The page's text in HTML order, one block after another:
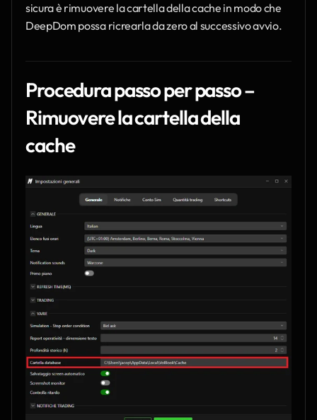
sicura è rimuovere la cartella della cache in modo che
DeepDom possa ricrearla da zero al successivo avvio.
Procedura passo per passo –
Rimuovere la cartella della
cache